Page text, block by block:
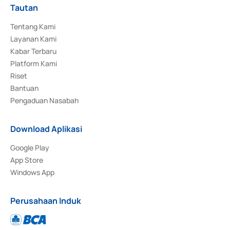
Tautan
Tentang Kami
Layanan Kami
Kabar Terbaru
Platform Kami
Riset
Bantuan
Pengaduan Nasabah
Download Aplikasi
Google Play
App Store
Windows App
Perusahaan Induk